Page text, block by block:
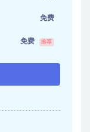
免费
免费 推荐